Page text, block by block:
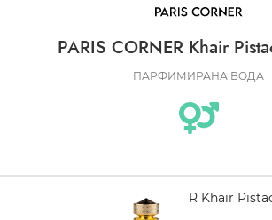
PARIS CORNER Khair
ПАРФИМИРАНА ВОДА
PARIS CORNER Khair